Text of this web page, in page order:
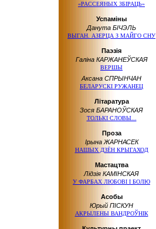
«РАССЕЯНЫХ ЗБІРАЦЬ»
Успаміны
Данута БІЧЭЛЬ
ВЫГАН. АЗЕРЦА З МАЙГО СНУ
Паэзія
Галіна КАРЖАНЕЎСКАЯ
ВЕРШЫ
Аксана СПРЫНЧАН
БЕЛАРУСКІ РУЖАНЕЦ
Літаратура
Зося БАРАНОЎСКАЯ
ТОЛЬКІ СЛОВЫ...
Проза
Ірына ЖАРНАСЕК
НАШЫХ ДЗЁН КРЫГАХОД
Мастацтва
Лідзія КАМІНСКАЯ
У ФАРБАХ ЛЮБОВІ І БОЛЮ
Асобы
Юрый ПІСКУН
АКРЫЛЕНЫ ВАНДРОЎНІК